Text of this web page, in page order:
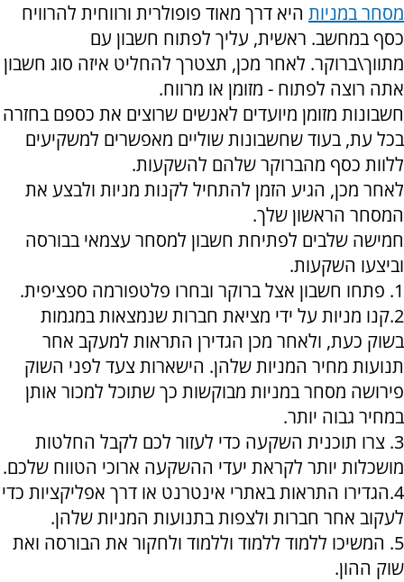
מסחר במניות היא דרך מאוד פופולרית ורווחית להרוויח
כסף במחשב. ראשית, עליך לפתוח חשבון עם
מתווך\ברוקר. לאחר מכן, תצטרך להחליט איזה סוג חשבון
אתה רוצה לפתוח - מזומן או מרווח.
חשבונות מזומן מיועדים לאנשים שרוצים את כספם בחזרה
בכל עת, בעוד שחשבונות שוליים מאפשרים למשקיעים
ללוות כסף מהברוקר שלהם להשקעות.
לאחר מכן, הגיע הזמן להתחיל לקנות מניות ולבצע את
המסחר הראשון שלך.
חמישה שלבים לפתיחת חשבון למסחר עצמאי בבורסה
וביצעו השקעות.
1. פתחו חשבון אצל ברוקר ובחרו פלטפורמה ספציפית.
2.קנו מניות על ידי מציאת חברות שנמצאות במגמות
בשוק כעת, ולאחר מכן הגדירן התראות למעקב אחר
תנועות מחיר המניות שלהן. הישארות צעד לפני השוק
פירושה מסחר במניות מבוקשות כך שתוכל למכור אותן
במחיר גבוה יותר.
3. צרו תוכנית השקעה כדי לעזור לכם לקבל החלטות
מושכלות יותר לקראת יעדי ההשקעה ארוכי הטווח שלכם.
4.הגדירו התראות באתרי אינטרנט או דרך אפליקציות כדי
לעקוב אחר חברות ולצפות בתנועות המניות שלהן.
5. המשיכו ללמוד ללמוד וללמוד ולחקור את הבורסה ואת
שוק ההון.